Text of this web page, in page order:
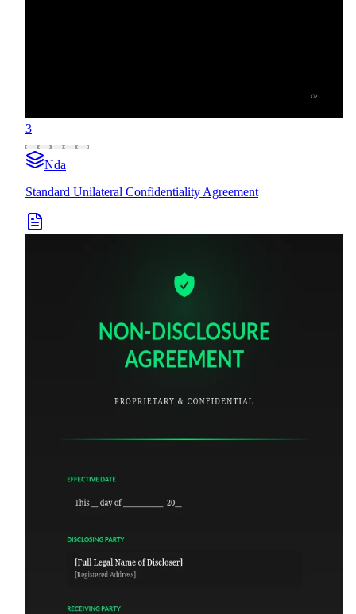
3
Nda
Standard Unilateral Confidentiality Agreement